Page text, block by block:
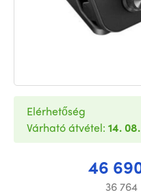
46
36
Elérhetőség
Várható átvétel: 14. 08.